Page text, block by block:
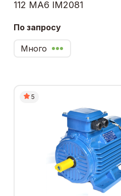
112 МА6 IM2081
По запросу
Много
5